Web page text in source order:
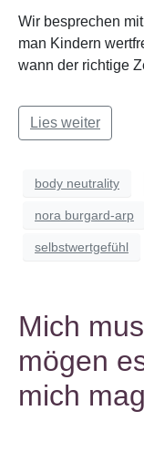
Wir besprechen
man Kindern
wann der richtige
Lies weiter
body neutrality
nora burgard-arp
selbstwertgefühl
Mich
mögen
mich mag